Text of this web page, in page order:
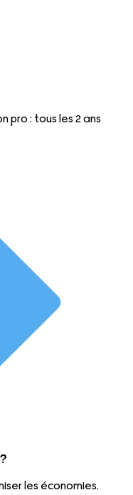
pro : tous les 2 ans
les économies.